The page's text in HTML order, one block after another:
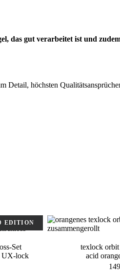
das gut verarbeitet ist und
Detail, höchsten
EDITION
Set
UX-lock
texlock orbit
acid
149